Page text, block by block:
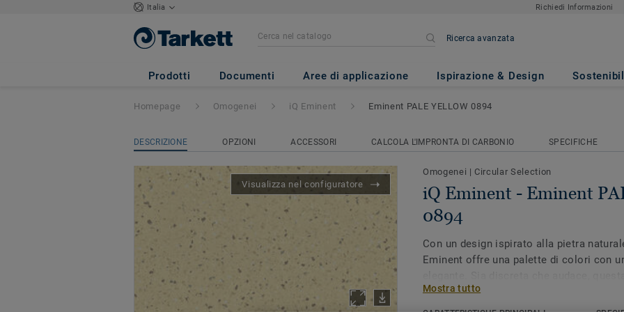
Italia Richiedi Informazioni
Ricerca avanzata
Prodotti Documenti Aree di applicazione Ispirazione & Design
iQ Eminent - Eminent PALE YELLOW 0894
Homepage Omogenei iQ Eminent Eminent PALE YELLOW 0894
DESCRIZIONE OPZIONI ACCESSORI CALCOLA L'IMPRONTA DI CARBONIO SPECIFICHE
Visualizza nel configuratore
Omogenei | Circular Selection
iQ Eminent - Eminent
0894
Con un design ispirato alla pietra
Eminent offre una palette di colori con
design biofilico e consente di creare
benessere. Come parte della famiglia
Mostra tutto